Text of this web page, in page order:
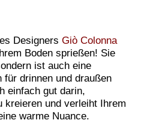
Designers Giò Colonna
Boden sprießen! Sie
ist auch eine
für drinnen und draußen
einfach gut darin,
und verleiht Ihrem
warme Nuance.